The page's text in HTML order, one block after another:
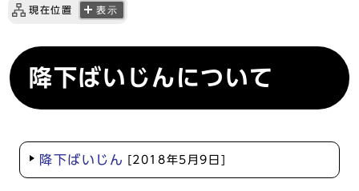
現在位置 表示
降下ばいじんについて
降下ばいじん [2018年5月9日]